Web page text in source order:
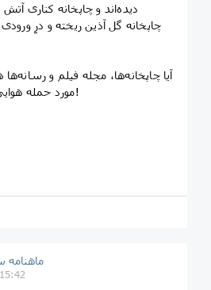
دیده‌اند و چاپخانه کناری
چاپخانه گل آذین ریخته و درِ ورودی
آیا چاپخانه‌ها، مجله فیلم و
مورد حمله هوایی دشمن قرار می‌گیرند!
ماهنامه